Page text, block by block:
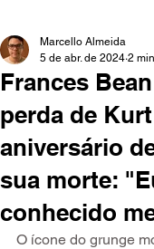
Frances
perda de
aniversário
sua morte:
conhecido
Marcello Almeida
5 de abr. de 2024 2
O ícone do grunge